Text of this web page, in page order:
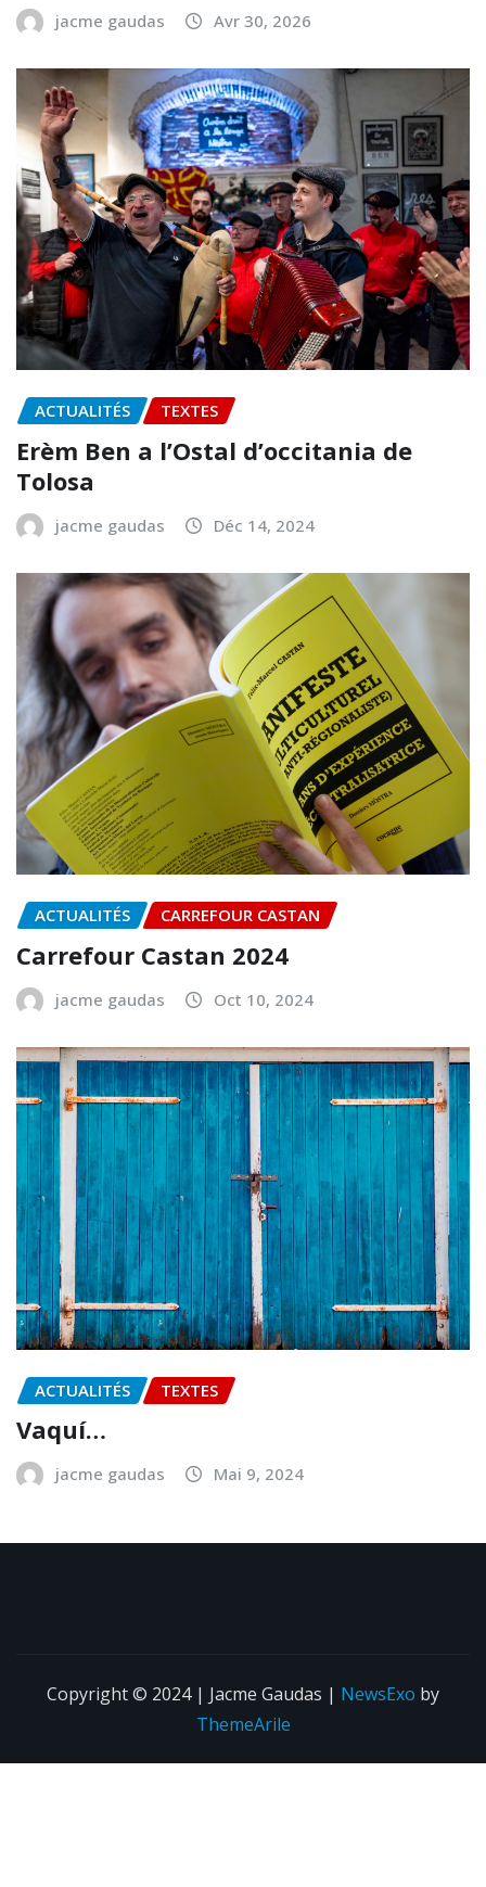
ACTUALITÉS PHOTOS TEXTES
Bèl Fluxus amb François Bessac
jacme gaudas Avr 30, 2026
ACTUALITÉS TEXTES
Erèm Ben a l’Ostal d’occitania de
Tolosa
jacme gaudas Déc 14, 2024
ACTUALITÉS CARREFOUR CASTAN
Carrefour Castan 2024
jacme gaudas Oct 10, 2024
ACTUALITÉS TEXTES